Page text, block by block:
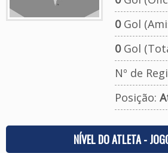
0Gol
0Gol
Nº de
Posição:
NÍVEL DO ATLETA -